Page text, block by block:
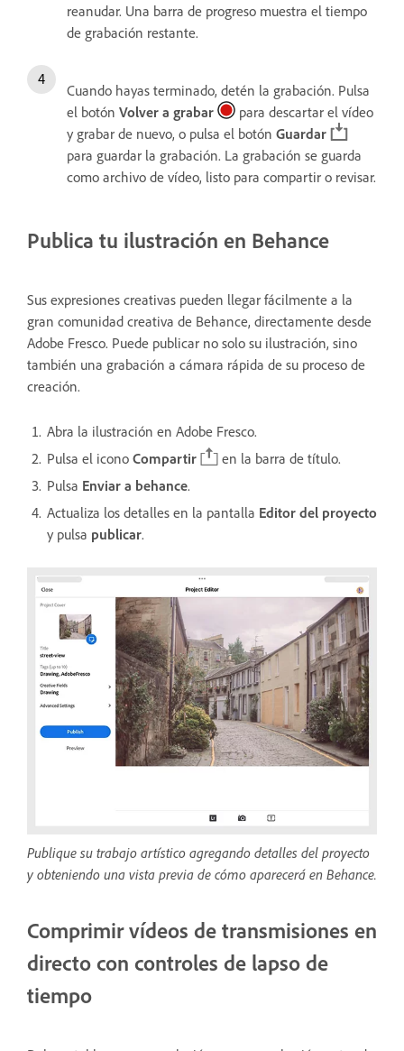
reanudar. Una barra de progreso muestra el tiempo
de grabación restante.
Cuando hayas terminado, detén la grabación. Pulsa
el botón Volver a grabar
para descartar el vídeo
y grabar de nuevo, o pulsa el botón Guardar
para guardar la grabación. La grabación se guarda
como archivo de vídeo, listo para compartir o revisar.
Publica tu ilustración en Behance
Sus expresiones creativas pueden llegar fácilmente a la
gran comunidad creativa de Behance, directamente desde
Adobe Fresco. Puede publicar no solo su ilustración, sino
también una grabación a cámara rápida de su proceso de
creación.
Abra la ilustración en Adobe Fresco.
Pulsa el icono Compartir
en la barra de título.
Pulsa Enviar a behance.
Actualiza los detalles en la pantalla Editor del proyecto
y pulsa publicar.
Publique su trabajo artístico agregando detalles del proyecto
y obteniendo una vista previa de cómo aparecerá en Behance.
Comprimir vídeos de transmisiones en
directo con controles de lapso de
tiempo